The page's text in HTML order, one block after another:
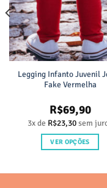
Legging Infanto Juvenil
Fake Vermelha
R$69,90
3x de R$23,30sem
VER OPÇÕES